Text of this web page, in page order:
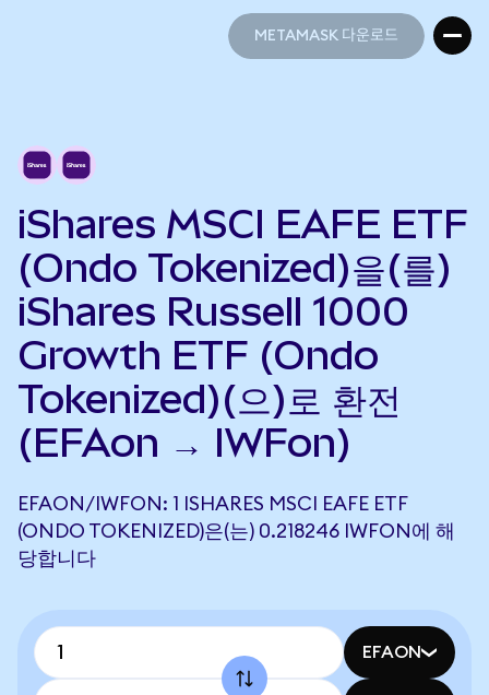
METAMASK 다운로드
iShares MSCI EAFE ETF
(Ondo Tokenized)을(를)
iShares Russell 1000
Growth ETF (Ondo
Tokenized)(으)로 환전
(EFAon → IWFon)
EFAON/IWFON: 1 ISHARES MSCI EAFE ETF
(ONDO TOKENIZED)은(는) 0.218246 IWFON에 해
당합니다
EFAON